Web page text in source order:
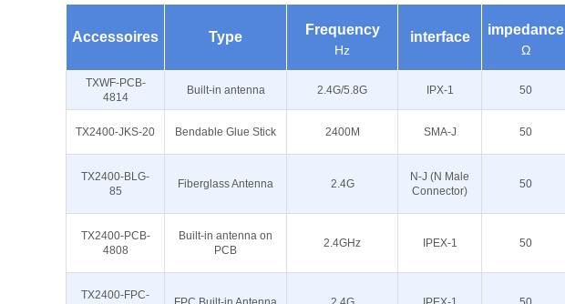
Accessoires Type Frequency
Hz
interface impedance
Ω
TXWF-PCB-
4814
Built-in antenna 2.4G/5.8G IPX-1 50
TX2400-JKS-20 Bendable Glue Stick 2400M SMA-J 50
TX2400-BLG-
85
Fiberglass Antenna 2.4G
N-J (N Male
Connector)
50
TX2400-PCB-
4808
Built-in antenna on
PCB
2.4GHz IPEX-1 50
TX2400-FPC-